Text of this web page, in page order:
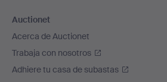
Auctionet
Acerca de Auctionet
Trabaja con nosotros
Adhiere tu casa de subastas